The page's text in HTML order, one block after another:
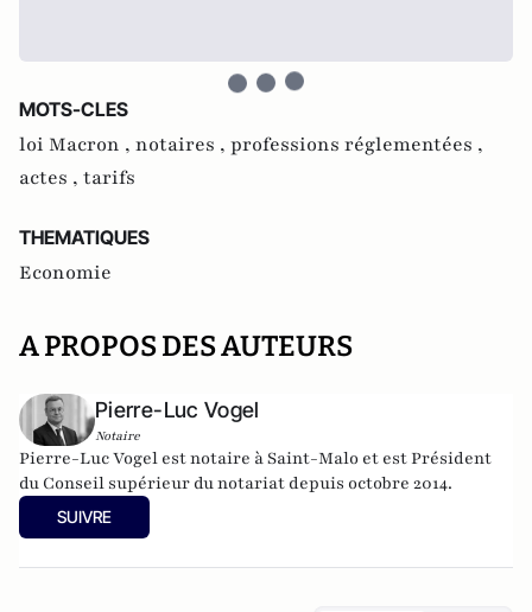
MOTS-CLES
loi Macron , notaires , professions réglementées ,
actes , tarifs
THEMATIQUES
Economie
A PROPOS DES AUTEURS
Pierre-Luc Vogel
Notaire
Pierre-Luc Vogel est notaire à Saint-Malo et est Président
du Conseil supérieur du notariat depuis octobre 2014.
SUIVRE